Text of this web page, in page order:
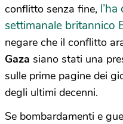
conflitto senza fine,
settimanale britannico
negare che il conflitto
Gaza siano stati una
sulle prime pagine dei
degli ultimi decenni.
Se bombardamenti e